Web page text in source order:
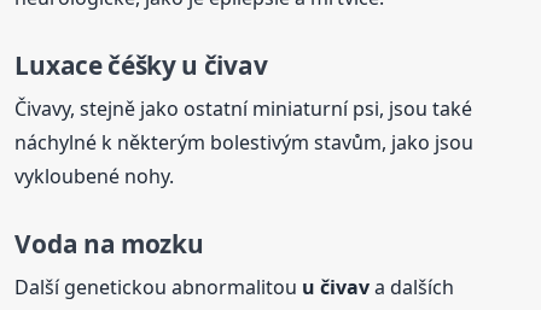
Luxace čéškyu čivav
Čivavy, stejně jako ostatní miniaturní psi, jsou také
náchylné k některým bolestivým stavům, jako jsou
vykloubené nohy.
Voda na mozku
Další genetickou abnormalitou u čivava dalších